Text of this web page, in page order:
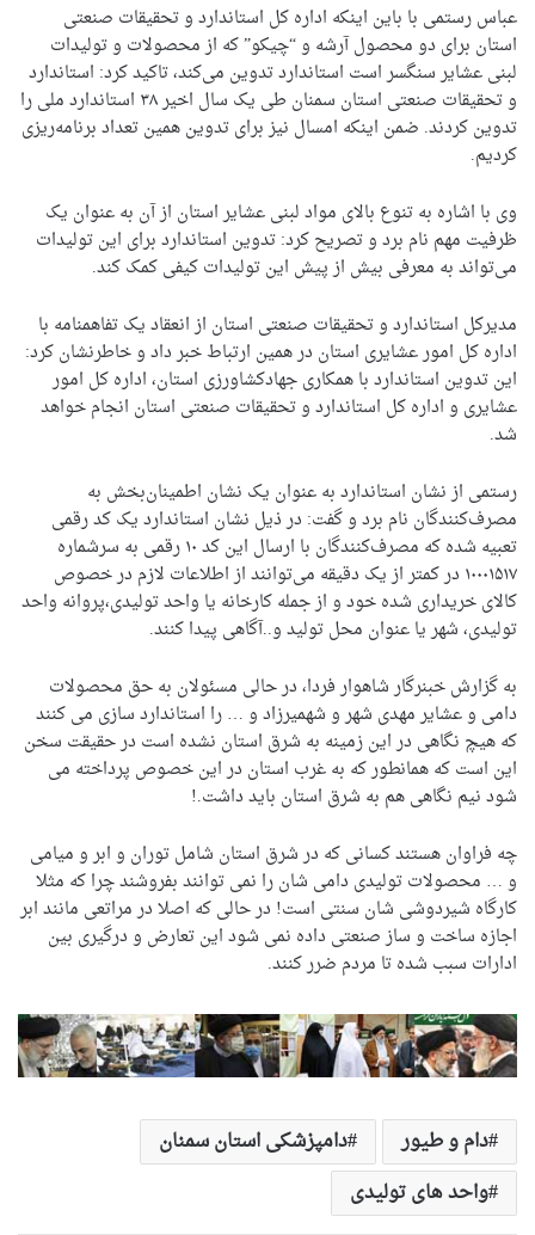
عباس رستمی با باین اینکه اداره کل استاندارد و تحقیقات صنعتی
استان برای دو محصول آرشه و “چیکو” که از محصولات و تولیدات
لبنی عشایر سنگسر است استاندارد تدوین می‌کند، تاکید کرد: استاندارد
و تحقیقات صنعتی استان سمنان طی یک سال اخیر ۳۸ استاندارد ملی را
تدوین کردند. ضمن اینکه امسال نیز برای تدوین همین تعداد برنامه‌ریزی
کردیم.
وی با اشاره به تنوع بالای مواد لبنی عشایر استان از آن به عنوان یک
ظرفیت مهم نام برد و تصریح کرد: تدوین استاندارد برای این تولیدات
می‌تواند به معرفی بیش از پیش این تولیدات کیفی کمک کند.
مدیرکل استاندارد و تحقیقات صنعتی استان از انعقاد یک تفاهمنامه با
اداره کل امور عشایری استان در همین ارتباط خبر داد و خاطرنشان کرد:
این تدوین استاندارد با همکاری جهادکشاورزی استان، اداره کل امور
عشایری و اداره کل استاندارد و تحقیقات صنعتی استان انجام خواهد
شد.
رستمی از نشان استاندارد به عنوان یک نشان اطمینان‌بخش به
مصرف‌کنندگان نام برد و گفت: در ذیل نشان استاندارد یک کد رقمی
تعبیه شده که مصرف‌کنندگان با ارسال این کد ۱۰ رقمی به سرشماره
۱۰۰۰۱۵۱۷ در کمتر از یک دقیقه می‌توانند از اطلاعات لازم در خصوص
کالای خریداری شده خود و از جمله کارخانه یا واحد تولیدی،پروانه واحد
تولیدی، شهر یا عنوان محل تولید و..آگاهی پیدا کنند.
به گزارش خبنرگار شاهوار فردا، در حالی مسئولان به حق محصولات
دامی و عشایر مهدی شهر و شهمیرزاد و … را استاندارد سازی می کنند
که هیچ نگاهی در این زمینه به شرق استان نشده است در حقیقت سخن
این است که همانطور که به غرب استان در این خصوص پرداخته می
شود نیم نگاهی هم به شرق استان باید داشت.!
چه فراوان هستند کسانی که در شرق استان شامل توران و ابر و میامی
و … محصولات تولیدی دامی شان را نمی توانند بفروشند چرا که مثلا
کارگاه شیردوشی شان سنتی است! در حالی که اصلا در مراتعی مانند ابر
اجازه ساخت و ساز صنعتی داده نمی شود این تعارض و درگیری بین
ادارات سبب شده تا مردم ضرر کنند.
دام و طیور
دامپزشکی استان سمنان
واحد های تولیدی